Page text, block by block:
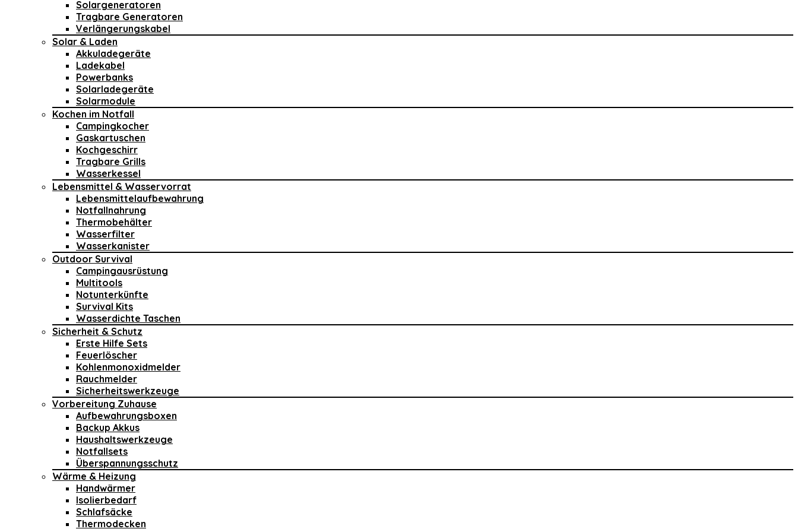
Solargeneratoren
Tragbare Generatoren
Verlängerungskabel
Solar & Laden
Akkuladegeräte
Ladekabel
Powerbanks
Solarladegeräte
Solarmodule
Kochen im Notfall
Campingkocher
Gaskartuschen
Kochgeschirr
Tragbare Grills
Wasserkessel
Lebensmittel & Wasservorrat
Lebensmittelaufbewahrung
Notfallnahrung
Thermobehälter
Wasserfilter
Wasserkanister
Outdoor Survival
Campingausrüstung
Multitools
Notunterkünfte
Survival Kits
Wasserdichte Taschen
Sicherheit & Schutz
Erste Hilfe Sets
Feuerlöscher
Kohlenmonoxidmelder
Rauchmelder
Sicherheitswerkzeuge
Vorbereitung Zuhause
Aufbewahrungsboxen
Backup Akkus
Haushaltswerkzeuge
Notfallsets
Überspannungsschutz
Wärme & Heizung
Handwärmer
Isolierbedarf
Schlafsäcke
Thermodecken